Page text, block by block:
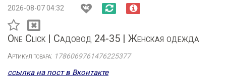
2026-08-07 04:32
One Click | Садовод 24-35 | Женская одежда
Артикул товара: 1786069761476225377
ссылка на пост в Вконтакте